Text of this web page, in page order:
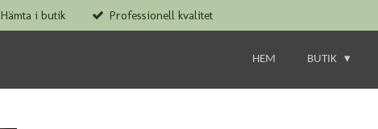
Hämta i butik Professionell kvalitet
HEM BUTIK